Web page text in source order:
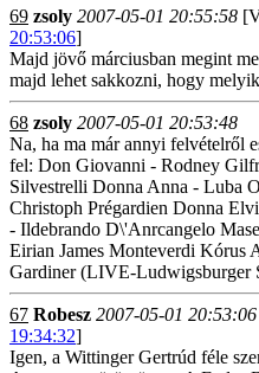
69 zsoly 2007-05-01 20:55:58
20:53:06]
Majd jövő márciusban megint
majd lehet sakkozni, hogy
68 zsoly 2007-05-01 20:53:48
Na, ha ma már annyi felvételről
fel: Don Giovanni - Rodney
Silvestrelli Donna Anna - Luba
Christoph Prégardien Donna
- Ildebrando D\'Anrcangelo
Eirian James Monteverdi Kórus
Gardiner (LIVE-Ludwigsburger
67 Robesz 2007-05-01 20:53:06
19:34:32]
Igen, a Wittinger Gertrúd féle